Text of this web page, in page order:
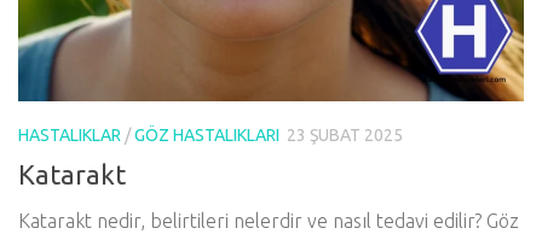
HASTALIKLAR /GÖZ HASTALIKLARI 23 ŞUBAT 2025
Katarakt
Katarakt nedir, belirtileri nelerdir ve nasıl tedavi edilir? Göz